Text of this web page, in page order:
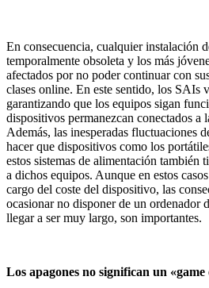
En consecuencia, cualquier instalación
temporalmente obsoleta y los más
afectados por no poder continuar con
clases online. En este sentido, los SAIs
garantizando que los equipos sigan
dispositivos permanezcan conectados a
Además, las inesperadas fluctuaciones
hacer que dispositivos como los
estos sistemas de alimentación también
a dichos equipos. Aunque en estos
cargo del coste del dispositivo, las
ocasionar no disponer de un ordenador
llegar a ser muy largo, son importantes.
Los apagones no significan un «game